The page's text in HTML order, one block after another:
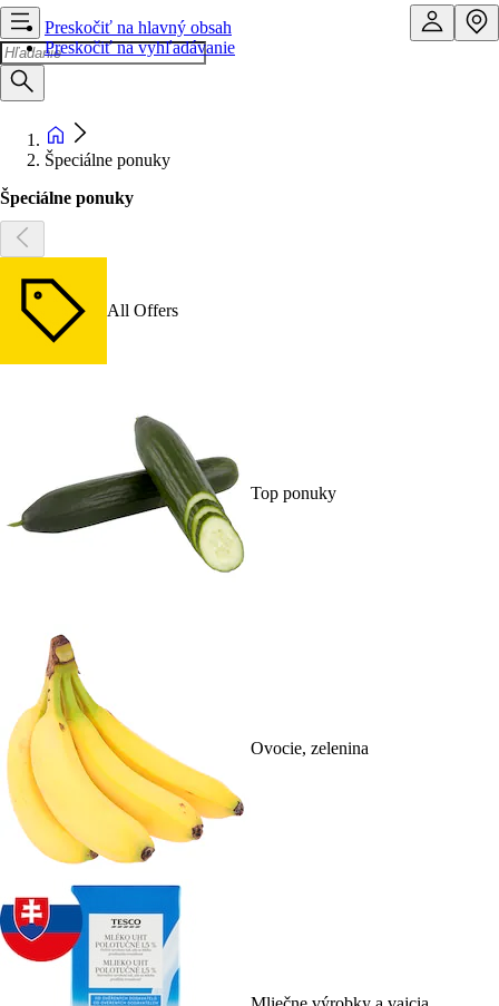
Preskočiť na hlavný obsah
Preskočiť na vyhľadávanie
Špeciálne ponuky
Špeciálne ponuky
All Offers
Top ponuky
Ovocie, zelenina